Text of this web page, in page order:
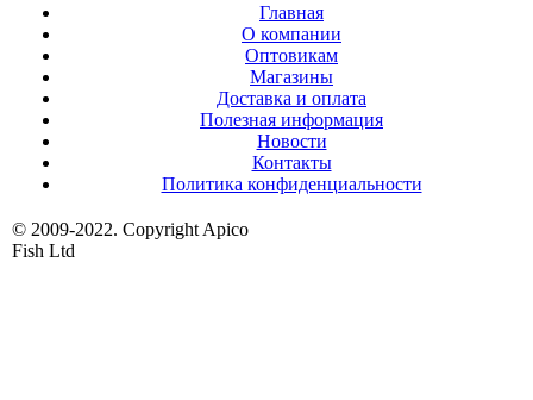
Главная
О компании
Оптовикам
Магазины
Доставка и оплата
Полезная информация
Новости
Контакты
Политика конфиденциальности
© 2009-2022. Copyright Apico
Fish Ltd